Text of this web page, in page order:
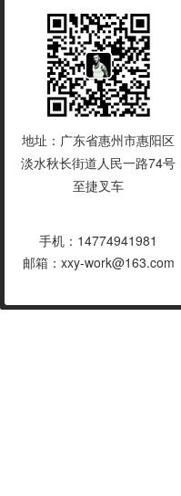
地址：广东省惠州市惠阳区
淡水秋长街道人民一路74号
至捷叉车
手机：14774941981
邮箱：xxy-work@163.com